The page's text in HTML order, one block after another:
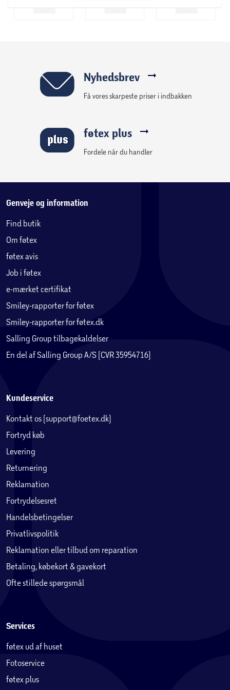
Nyhedsbrev
Få vores skarpeste priser i indbakken
føtex plus
Fordele når du handler
Genveje og information
Find butik
Om føtex
føtex avis
Job i føtex
e-mærket certifikat
Smiley-rapporter for føtex
Smiley-rapporter for føtex.dk
Salling Group tilbagekaldelser
En del af Salling Group A/S (CVR 35954716)
Kundeservice
Kontakt os (support@foetex.dk)
Fortryd køb
Levering
Returnering
Reklamation
Fortrydelsesret
Handelsbetingelser
Privatlivspolitik
Reklamation eller tilbud om reparation
Betaling, købekort & gavekort
Ofte stillede spørgsmål
Services
føtex ud af huset
Fotoservice
føtex plus